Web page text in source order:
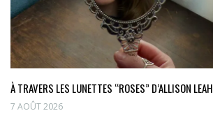
À TRAVERS LES LUNETTES “ROSES” D’ALLISON LEAH
7 AOÛT 2026